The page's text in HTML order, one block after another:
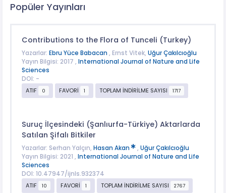
Popüler Yayınları
Contributions to the Flora of Tunceli (Turkey)
Yazarlar: Ebru Yüce Babacan , Ernst Vitek, Uğur Çakılcıoğlu
Yayın Bilgisi: 2017 , International Journal of Nature and Life
Sciences
DOI: -
ATIF
0 FAVORİ 1 TOPLAM İNDİRİLME SAYISI 1717
Suruç İlçesindeki (Şanlıurfa-Türkiye) Aktarlarda
Satılan Şifalı Bitkiler
Yazarlar: Serhan Yalçın, Hasan Akan , Uğur Çakılcıoğlu
Yayın Bilgisi: 2021 , International Journal of Nature and Life
Sciences
DOI: 10.47947/ijnls.932374
ATIF
10 FAVORİ 1 TOPLAM İNDİRİLME SAYISI 2767